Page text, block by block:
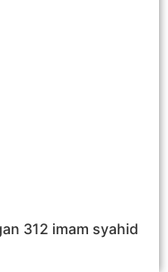
312 imam syahid